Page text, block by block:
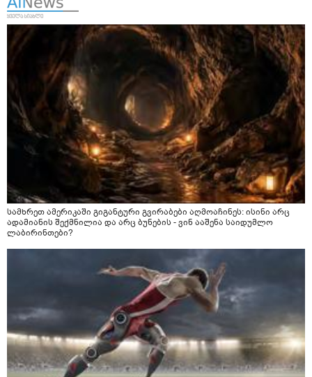
სამხრეთ ამერიკაში გიგანტური გვირაბები აღმოაჩინეს: ისინი არც
ადამიანის შექმნილია და არც ბუნების - ვინ ააშენა საიდუმლო
ლაბირინთები?